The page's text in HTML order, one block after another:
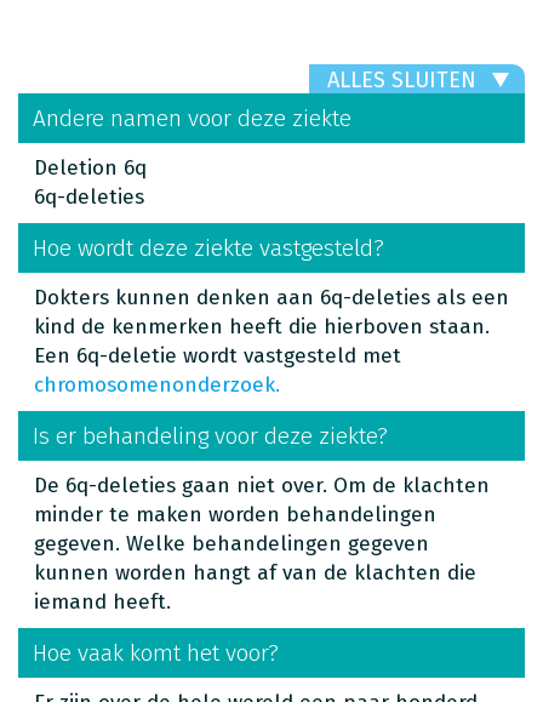
ALLES SLUITEN
Andere namen voor deze ziekte
Deletion 6q
6q-deleties
Hoe wordt deze ziekte vastgesteld?
Dokters kunnen denken aan 6q-deleties als een
kind de kenmerken heeft die hierboven staan.
Een 6q-deletie wordt vastgesteld met
chromosomenonderzoek.
Is er behandeling voor deze ziekte?
De 6q-deleties gaan niet over. Om de klachten
minder te maken worden behandelingen
gegeven. Welke behandelingen gegeven
kunnen worden hangt af van de klachten die
iemand heeft.
Hoe vaak komt het voor?